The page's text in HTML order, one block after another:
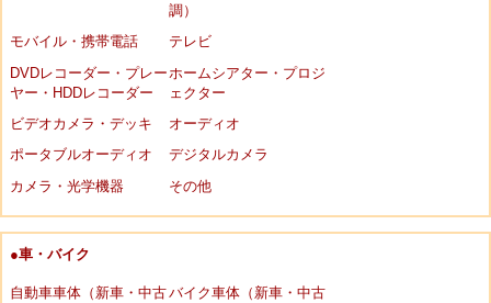
調）
モバイル・携帯電話
テレビ
DVDレコーダー・プレー
ヤー・HDDレコーダー
ホームシアター・プロジ
ェクター
ビデオカメラ・デッキ
オーディオ
ポータブルオーディオ
デジタルカメラ
カメラ・光学機器
その他
●車・バイク
自動車車体（新車・中古バイク車体（新車・中古